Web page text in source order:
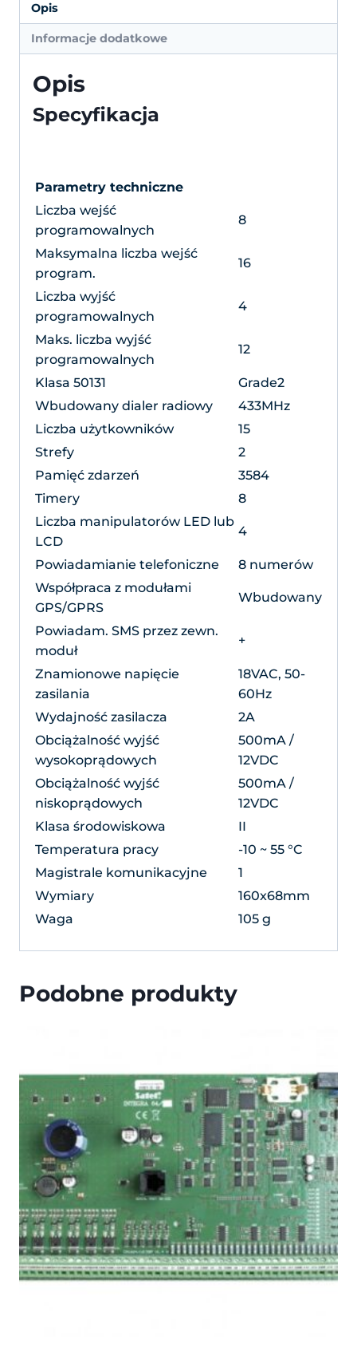
Opis
Informacje dodatkowe
Opis
Specyfikacja
Parametry techniczne
Liczba wejść
programowalnych
8
Maksymalna liczba wejść
program.
16
Liczba wyjść
programowalnych
4
Maks. liczba wyjść
programowalnych
12
Klasa 50131
Grade2
Wbudowany dialer radiowy
433MHz
Liczba użytkowników
15
Strefy
2
Pamięć zdarzeń
3584
Timery
8
Liczba manipulatorów LED lub
LCD
4
Powiadamianie telefoniczne
8 numerów
Współpraca z modułami
GPS/GPRS
Wbudowany
Powiadam. SMS przez zewn.
moduł
+
Znamionowe napięcie
zasilania
18VAC, 50-
60Hz
Wydajność zasilacza
2A
Obciążalność wyjść
wysokoprądowych
500mA /
12VDC
Obciążalność wyjść
niskoprądowych
500mA /
12VDC
Klasa środowiskowa
II
Temperatura pracy
-10 ~ 55 °C
Magistrale komunikacyjne
1
Wymiary
160x68mm
Waga
105 g
Podobne produkty